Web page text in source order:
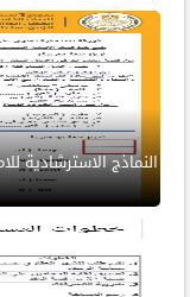
النماذج الاسترشادية